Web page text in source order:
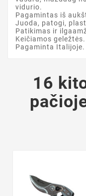
vidurio.
Pagamintas iš
Juoda, patogi,
Patikimas ir
Keičiamos geležtės.
Pagaminta Italijoje.
16